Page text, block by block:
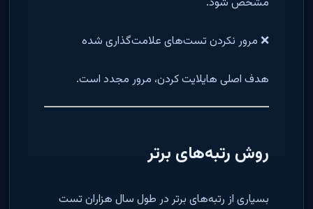
❌ مرور نکردن تست‌های علامت‌گذاری شده
هدف اصلی هایلایت کردن، مرور مجدد است.
روش رتبه‌های برتر
بسیاری از رتبه‌های برتر در طول سال هزاران تست